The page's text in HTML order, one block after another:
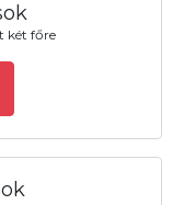
két főre